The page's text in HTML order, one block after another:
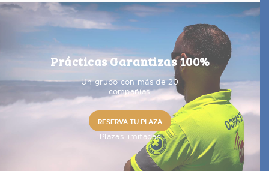
Prácticas Garantizas 100%
Un grupo con más de 20
compañías.
RESERVA TU PLAZA
Plazas limitadas